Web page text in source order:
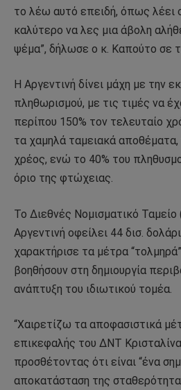
το λέω αυτό επειδή, όπως λέει
καλύτερο να λες μια άβολη
ψέμα”, δήλωσε ο κ. Καπούτο σε
Η Αργεντινή δίνει μάχη με την
πληθωρισμού, με τις τιμές να
περίπου 150% τον τελευταίο
τα χαμηλά ταμειακά αποθέματα,
χρέος, ενώ το 40% του
όριο της φτώχειας.
Το Διεθνές Νομισματικό
Αργεντινή οφείλει 44 δισ.
χαρακτήρισε τα μέτρα
βοηθήσουν στη δημιουργία
ανάπτυξη του ιδιωτικού τομέα.
“Χαιρετίζω τα αποφασιστικά
επικεφαλής του ΔΝΤ
προσθέτοντας ότι είναι “ένα
αποκατάσταση της